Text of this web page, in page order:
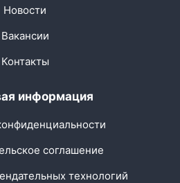
Новости
Вакансии
Контакты
информация
соглашение
технологий